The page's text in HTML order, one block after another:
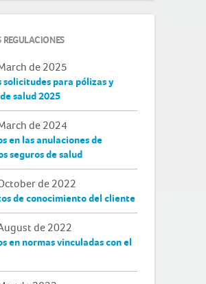
REGULACIONES
27 de March de 2025
solicitudes para pólizas y
salud 2025
06 de March de 2024
en las anulaciones de
seguros de salud
21 de October de 2022
de conocimiento del cliente
04 de August de 2022
en normas vinculadas con el